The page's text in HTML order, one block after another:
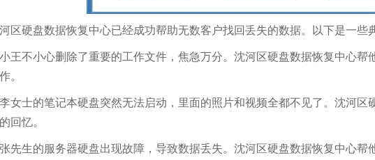
区硬盘数据恢复中心已经成功帮助无数客户找回丢失的数据。以下是一些
王不小心删除了重要的工作文件，焦急万分。沈河区硬盘数据恢复中心帮
。
女士的笔记本硬盘突然无法启动，里面的照片和视频全都不见了。沈河区
回忆。
先生的服务器硬盘出现故障，导致数据丢失。沈河区硬盘数据恢复中心帮